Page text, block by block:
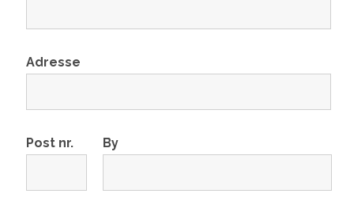
Adresse
Post nr. By